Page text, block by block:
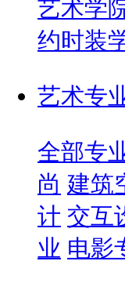
艺术学
约时装
艺术专
全部专
尚 建筑
计 交互
业 电影